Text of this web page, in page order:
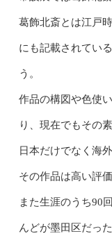
葛飾北斎とは江戸
にも記載されてい
う。
作品の構図や色使
り、現在でもその
日本だけでなく海
その作品は高い評
また生涯のうち90
んどが墨田区だっ